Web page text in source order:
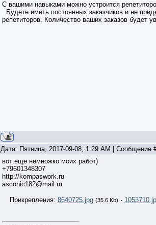
С вашими навыками можно устроится
. Будете иметь постоянных заказчиков и не
репетиторов. Количество ваших заказов будет
Дата: Пятница, 2017-09-08, 1:29 AM | Сообщение
вот еще немножко моих работ)
+79601348307
http://kompaswork.ru
asconic182@mail.ru
Прикрепления: 8640725.jpg (35.6 Kb) ·